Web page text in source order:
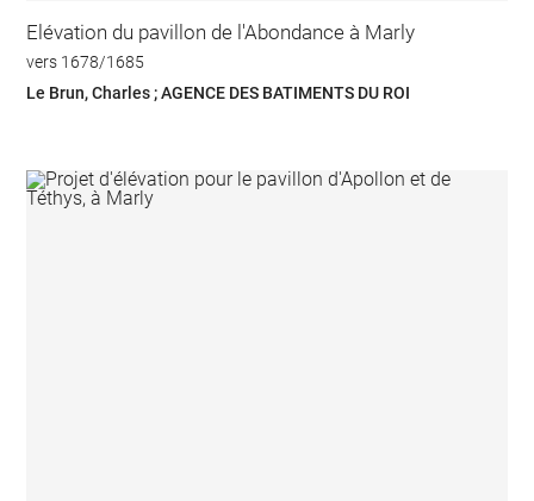
Elévation du pavillon de l'Abondance à Marly
vers 1678/1685
Le Brun, Charles ; AGENCE DES BATIMENTS DU ROI